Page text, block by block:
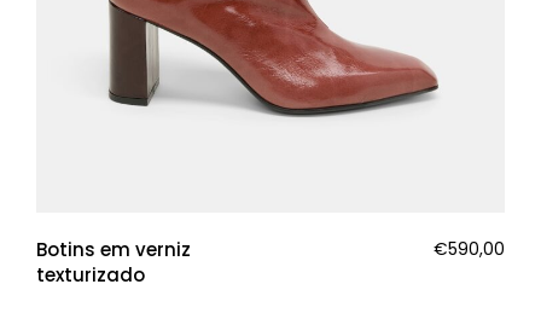
Botins em verniz
texturizado
€590,00